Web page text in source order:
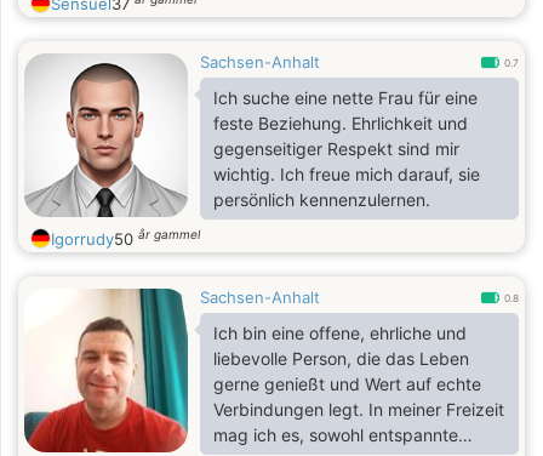
d'affection a donner
Sachsen-Anhalt 0.7
Ich suche eine nette Frau für eine
feste Beziehung. Ehrlichkeit und
gegenseitiger Respekt sind mir
wichtig. Ich freue mich darauf, sie
persönlich kennenzulernen.
Igorrudy50 år gammel
Sachsen-Anhalt 0.8
Ich bin eine offene, ehrliche und
liebevolle Person, die das Leben
gerne genießt und Wert auf echte
Verbindungen legt. In meiner Freizeit
mag ich es, sowohl entspannte